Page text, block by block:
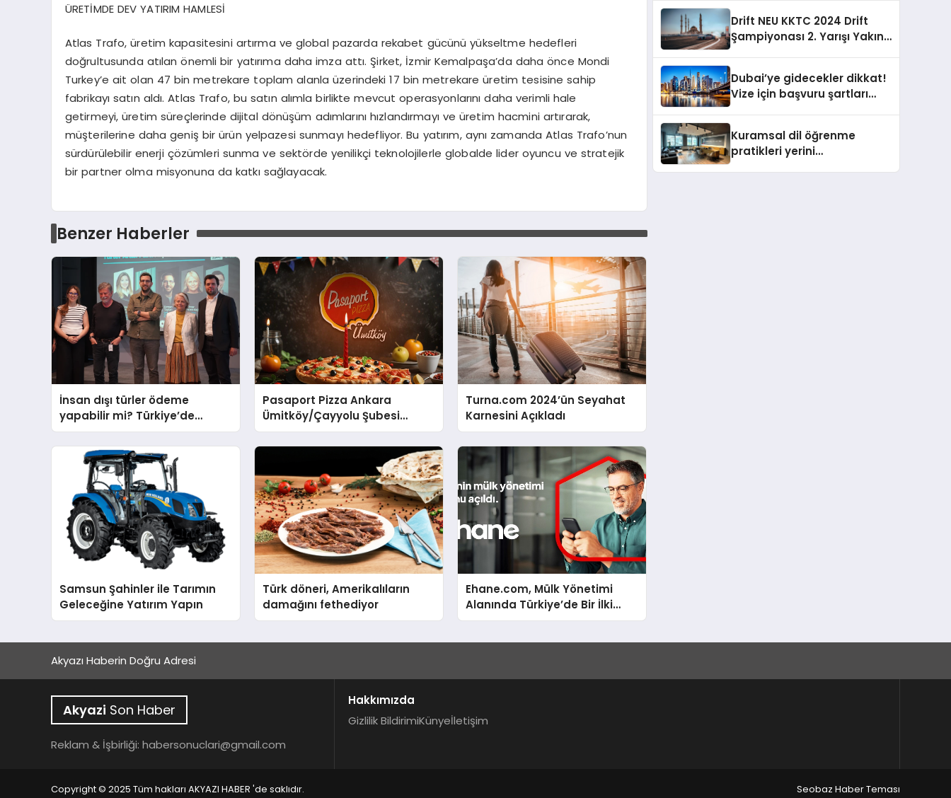
ÜRETİMDE DEV YATIRIM HAMLESİ
Atlas Trafo, üretim kapasitesini artırma ve global pazarda rekabet gücünü yükseltme hedefleri
doğrultusunda atılan önemli bir yatırıma daha imza attı. Şirket, İzmir Kemalpaşa’da daha önce Mondi
Turkey’e ait olan 47 bin metrekare toplam alanla üzerindeki 17 bin metrekare üretim tesisine sahip
fabrikayı satın aldı. Atlas Trafo, bu satın alımla birlikte mevcut operasyonlarını daha verimli hale
getirmeyi, üretim süreçlerinde dijital dönüşüm adımlarını hızlandırmayı ve üretim hacmini artırarak,
müşterilerine daha geniş bir ürün yelpazesi sunmayı hedefliyor. Bu yatırım, aynı zamanda Atlas Trafo’nun
sürdürülebilir enerji çözümleri sunma ve sektörde yenilikçi teknolojilerle globalde lider oyuncu ve stratejik
bir partner olma misyonuna da katkı sağlayacak.
Benzer Haberler
İnsan dışı türler ödeme
yapabilir mi? Türkiye’de
“Türler Arası Para” tartışmaya
açılıyor
Pasaport Pizza Ankara
Ümitköy/Çayyolu Şubesi
Açıldı!
Turna.com 2024’ün Seyahat
Karnesini Açıkladı
Samsun Şahinler ile Tarımın
Geleceğine Yatırım Yapın
Türk döneri, Amerikalıların
damağını fethediyor
Ehane.com, Mülk Yönetimi
Alanında Türkiye’de Bir İlki
Gerçekleştirmek İçin Yayında
Drift NEU KKTC 2024 Drift
Şampiyonası 2. Yarışı Yakın
Dubai’ye gidecekler dikkat!
Vize için başvuru şartları
Kuramsal dil öğrenme
pratikleri yerini
Akyazı Haberin Doğru Adresi
Akyazi Son Haber
Reklam & İşbirliği: habersonuclari@gmail.com
Hakkımızda
Gizlilik BildirimiKünyeİletişim
Copyright © 2025 Tüm hakları AKYAZI HABER 'de saklıdır. Seobaz Haber Teması